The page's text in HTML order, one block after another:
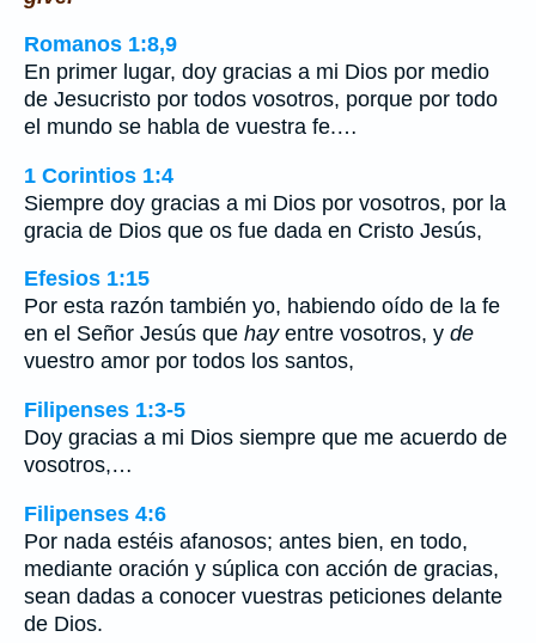
Romanos 1:8,9
En primer lugar, doy gracias a mi Dios por medio
de Jesucristo por todos vosotros, porque por todo
el mundo se habla de vuestra fe.…
1 Corintios 1:4
Siempre doy gracias a mi Dios por vosotros, por la
gracia de Dios que os fue dada en Cristo Jesús,
Efesios 1:15
Por esta razón también yo, habiendo oído de la fe
en el Señor Jesús que hayentre vosotros, y de
vuestro amor por todos los santos,
Filipenses 1:3-5
Doy gracias a mi Dios siempre que me acuerdo de
vosotros,…
Filipenses 4:6
Por nada estéis afanosos; antes bien, en todo,
mediante oración y súplica con acción de gracias,
sean dadas a conocer vuestras peticiones delante
de Dios.